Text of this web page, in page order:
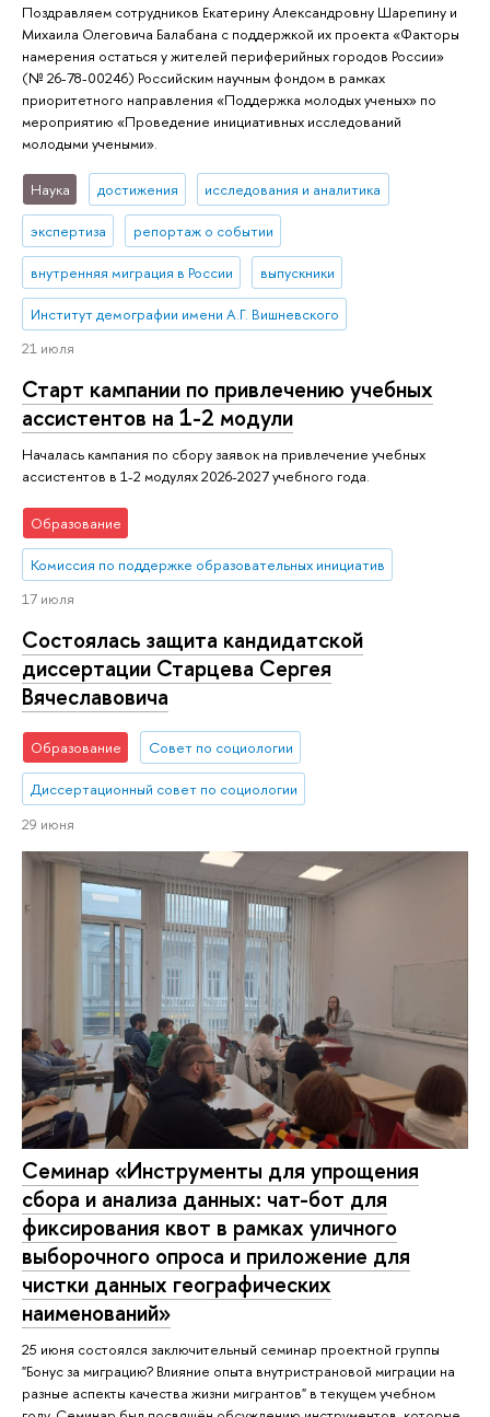
Поздравляем сотрудников Екатерину Александровну Шарепину и
Михаила Олеговича Балабана с поддержкой их проекта «Факторы
намерения остаться у жителей периферийных городов России»
(№ 26-78-00246) Российским научным фондом в рамках
приоритетного направления «Поддержка молодых ученых» по
мероприятию «Проведение инициативных исследований
молодыми учеными».
Наука достижения исследования и аналитика
экспертиза репортаж о событии
внутренняя миграция в России выпускники
Институт демографии имени А.Г. Вишневского
21 июля
Старт кампании по привлечению учебных
ассистентов на 1-2 модули
Началась кампания по сбору заявок на привлечение учебных
ассистентов в 1-2 модулях 2026-2027 учебного года.
Образование
Комиссия по поддержке образовательных инициатив
17 июля
Состоялась защита кандидатской
диссертации Старцева Сергея
Вячеславовича
Образование Совет по социологии
Диссертационный совет по социологии
29 июня
Семинар «Инструменты для упрощения
сбора и анализа данных: чат-бот для
фиксирования квот в рамках уличного
выборочного опроса и приложение для
чистки данных географических
наименований»
25 июня состоялся заключительный семинар проектной группы
"Бонус за миграцию? Влияние опыта внутристрановой миграции на
разные аспекты качества жизни мигрантов" в текущем учебном